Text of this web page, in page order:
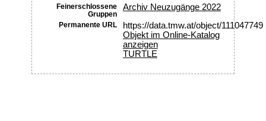
Feinerschlossene
Gruppen
Archiv Neuzugänge 2022
Permanente URL
https://data.tmw.at/object/111047749
Objekt im Online-Katalog
anzeigen
TURTLE